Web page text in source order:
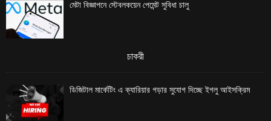
মেটা বিজ্ঞাপনে স্টেবলকয়েন পেমেন্ট সুবিধা চালু
চাকরী
ডিজিটাল মার্কেটিং এ ক্যারিয়ার গড়ার সুযোগ দিচ্ছে ইগলু আইসক্রিম